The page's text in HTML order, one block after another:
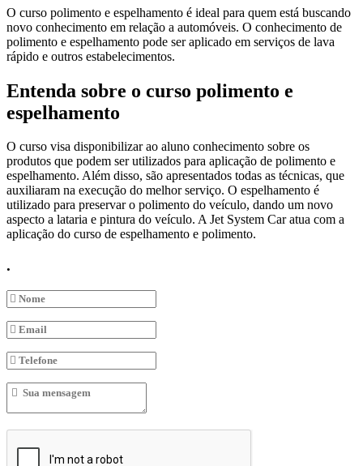
O curso polimento e espelhamento é ideal para quem está buscando
novo conhecimento em relação a automóveis. O conhecimento de
polimento e espelhamento pode ser aplicado em serviços de lava
rápido e outros estabelecimentos.
Entenda sobre o curso polimento e
espelhamento
O curso visa disponibilizar ao aluno conhecimento sobre os
produtos que podem ser utilizados para aplicação de polimento e
espelhamento. Além disso, são apresentados todas as técnicas, que
auxiliaram na execução do melhor serviço. O espelhamento é
utilizado para preservar o polimento do veículo, dando um novo
aspecto a lataria e pintura do veículo. A Jet System Car atua com a
aplicação do curso de espelhamento e polimento.
.